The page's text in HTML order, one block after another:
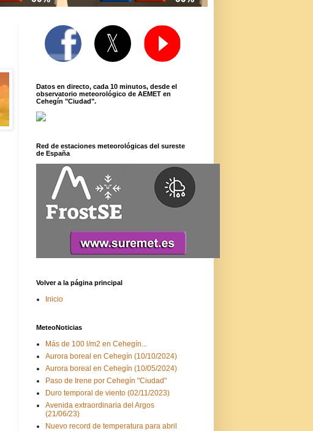
Datos en directo, cada 10 minutos, desde el
observatorio meteorológico de AEMET en
Cehegín "Ciudad".
Red de estaciones meteorológicas del sureste
de España
Volver a la página principal
Inicio
MeteoNoticias
Más de 100 l/m2 en Cehegín...
Aurora boreal en Cehegín (10/10/2024)
Aurora boreal en Cehegín (10/05/2024)
Paso de Irene por Cehegín "Ciudad"
Duro temporal de viento (02/11/2023)
Avenida extraordinaria del Argos
(21/06/23)
Nuevo record de temperatura para abril